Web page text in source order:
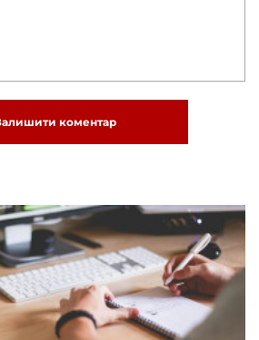
коментар